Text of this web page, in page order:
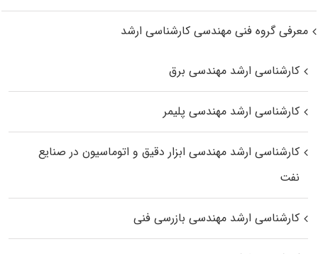
معرفی گروه فنی مهندسی کارشناسی ارشد
کارشناسی ارشد مهندسی برق
کارشناسی ارشد مهندسی پلیمر
کارشناسی ارشد مهندسی ابزار دقیق و اتوماسیون در صنایع
نفت
کارشناسی ارشد مهندسی بازرسی فنی